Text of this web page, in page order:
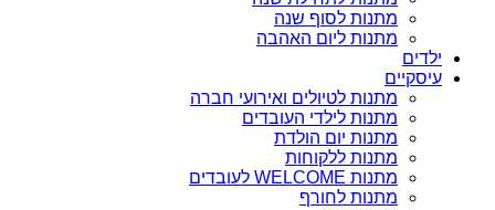
מתנות לסוף שנה
מתנות ליום האהבה
ילדים
עיסקיים
מתנות לטיולים ואירועי חברה
מתנות לילדי העובדים
מתנות יום הולדת
מתנות ללקוחות
מתנות WELCOME לעובדים
מתנות לחורף